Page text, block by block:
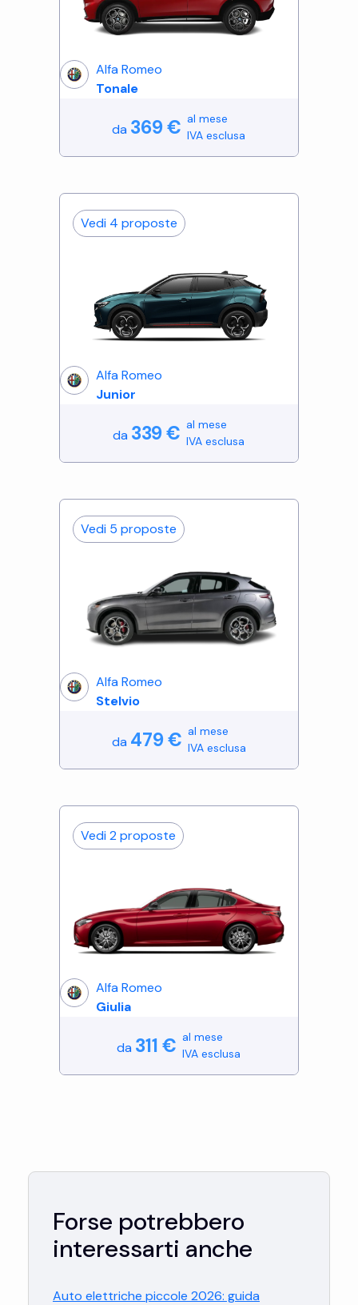
Alfa Romeo
Tonale
da 369€ al mese
IVA esclusa
Vedi 4 proposte
Alfa Romeo
Junior
da 339€ al mese
IVA esclusa
Vedi 5 proposte
Alfa Romeo
Stelvio
da 479€ al mese
IVA esclusa
Vedi 2 proposte
Alfa Romeo
Giulia
da 311 € al mese
IVA esclusa
Forse potrebbero
interessarti anche
Auto elettriche piccole 2026: guida